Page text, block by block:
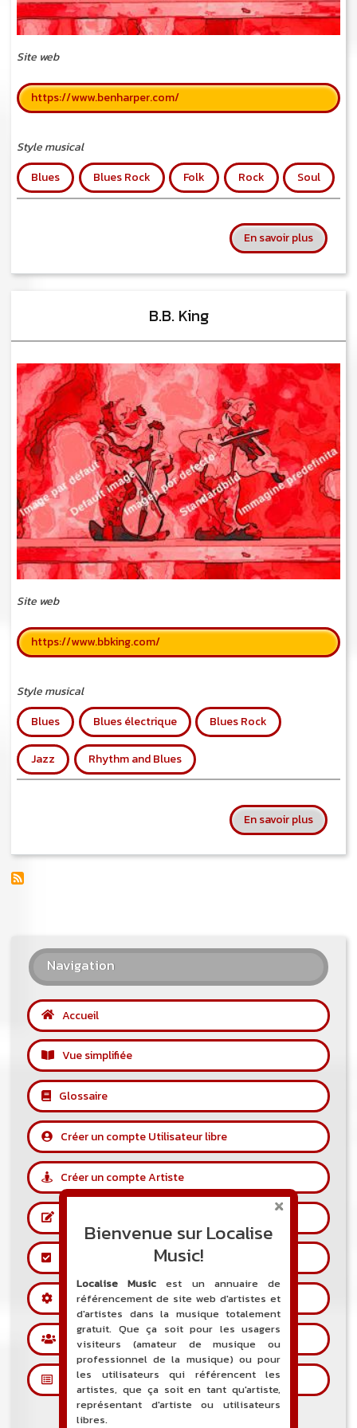
Site web
https://www.benharper.com/
Style musical
Blues
Blues Rock Folk Rock Soul
En savoir plussur Ben
B.B. King
Site web
https://www.bbking.com/
Style musical
Blues
Blues électrique Blues Rock
Jazz Rhythm and Blues
En savoir plussur B.B.
Navigation
Accueil
Vue simplifiée
Glossaire
Créer un compte Utilisateur libre
Créer un compte Artiste
Validation Compte Artiste
Fonctionnement du site
Forums
Les petites annonces
Bienvenue sur Localise
Music!
Localise Music est un annuaire de
référencement de site web d'artistes et
d'artistes dans la musique totalement
gratuit. Que ça soit pour les usagers
visiteurs (amateur de musique ou
professionnel de la musique) ou pour
les utilisateurs qui référencent les
artistes, que ça soit en tant qu'artiste,
représentant d'artiste ou utilisateurs
libres.